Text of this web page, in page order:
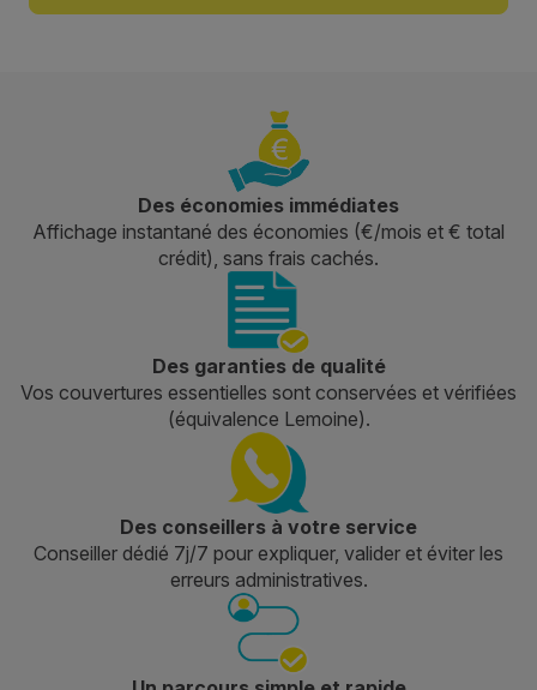
Des économies immédiates
Affichage instantané des économies (€/mois et € total
crédit), sans frais cachés.
Des garanties de qualité
Vos couvertures essentielles sont conservées et vérifiées
(équivalence Lemoine).
Des conseillers à votre service
Conseiller dédié 7j/7 pour expliquer, valider et éviter les
erreurs administratives.